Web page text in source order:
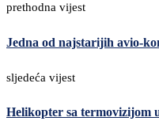
prethodna vijest
Jedna od najstarijih avio-
sljedeća vijest
Helikopter sa termovizijom